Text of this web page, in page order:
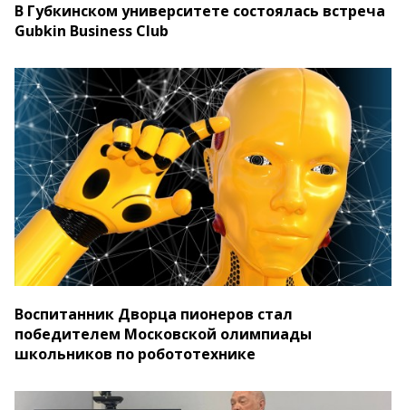
В Губкинском университете состоялась встреча
Gubkin Business Club
Воспитанник Дворца пионеров стал
победителем Московской олимпиады
школьников по робототехнике